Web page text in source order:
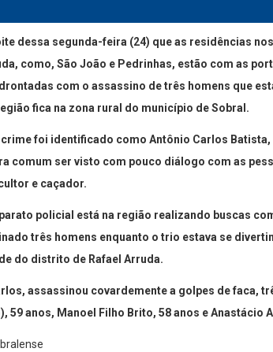
dessa segunda-feira (24) que as residências
como, São João e Pedrinhas, estão com as
com o assassino de três homens que
fica na zona rural do município de Sobral.
foi identificado como Antônio Carlos Batista,
comum ser visto com pouco diálogo com as
e caçador.
policial está na região realizando buscas
três homens enquanto o trio estava se
do distrito de Rafael Arruda.
assassinou covardemente a golpes de faca,
59 anos, Manoel Filho Brito, 58 anos e Anastácio